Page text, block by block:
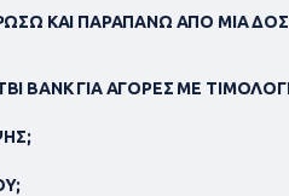
ΚΑΙ ΠΑΡΑΠΆΝΩ ΑΠΌ ΜΊΑ
BANK ΓΙΑ ΑΓΟΡΈΣ ΜΕ